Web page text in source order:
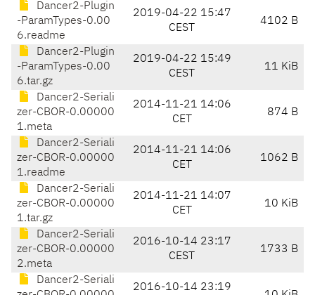
Dancer2-Plugin
-ParamTypes-0.00
6.readme
2019-04-22 15:47
CEST
4102 B
Dancer2-Plugin
-ParamTypes-0.00
6.tar.gz
2019-04-22 15:49
CEST
11 KiB
Dancer2-Seriali
zer-CBOR-0.00000
1.meta
2014-11-21 14:06
CET
874 B
Dancer2-Seriali
zer-CBOR-0.00000
1.readme
2014-11-21 14:06
CET
1062 B
Dancer2-Seriali
zer-CBOR-0.00000
1.tar.gz
2014-11-21 14:07
CET
10 KiB
Dancer2-Seriali
zer-CBOR-0.00000
2.meta
2016-10-14 23:17
CEST
1733 B
Dancer2-Seriali
2016-10-14 23:19